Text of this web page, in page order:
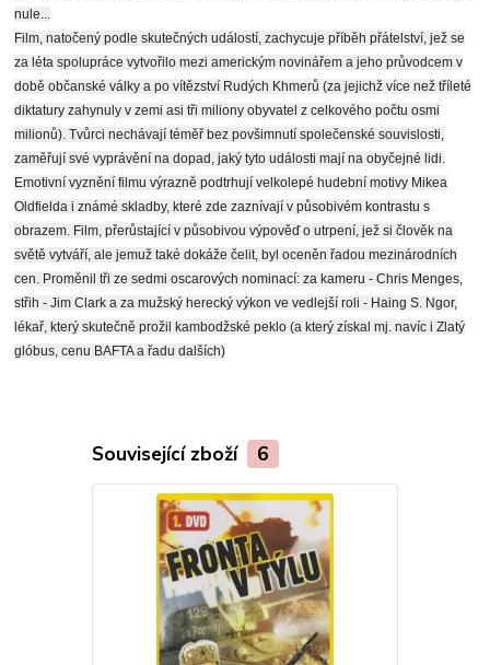
nule...
Film, natočený podle skutečných událostí, zachycuje příběh přátelství, jež se
za léta spolupráce vytvořilo mezi americkým novinářem a jeho průvodcem v
době občanské války a po vítězství Rudých Khmerů (za jejichž více než tříleté
diktatury zahynuly v zemi asi tři miliony obyvatel z celkového počtu osmi
milionů). Tvůrci nechávají téměř bez povšimnutí společenské souvislosti,
zaměřují své vyprávění na dopad, jaký tyto události mají na obyčejné lidi.
Emotivní vyznění filmu výrazně podtrhují velkolepé hudební motivy Mikea
Oldfielda i známé skladby, které zde zaznívají v působivém kontrastu s
obrazem. Film, přerůstající v působivou výpověď o utrpení, jež si člověk na
světě vytváří, ale jemuž také dokáže čelit, byl oceněn řadou mezinárodních
cen. Proměnil tři ze sedmi oscarových nominací: za kameru - Chris Menges,
střih - Jim Clark a za mužský herecký výkon ve vedlejší roli - Haing S. Ngor,
lékař, který skutečně prožil kambodžské peklo (a který získal mj. navíc i Zlatý
glóbus, cenu BAFTA a řadu dalších)
Související zboží 6